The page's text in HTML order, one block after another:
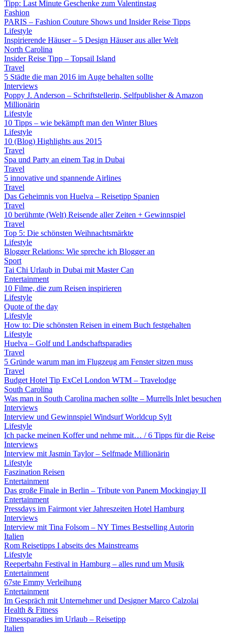
Tipp: Last Minute Geschenke zum Valentinstag
Fashion
PARIS – Fashion Couture Shows und Insider Reise Tipps
Lifestyle
Inspirierende Häuser – 5 Design Häuser aus aller Welt
North Carolina
Insider Reise Tipp – Topsail Island
Travel
5 Städte die man 2016 im Auge behalten sollte
Interviews
Poppy J. Anderson – Schriftstellerin, Selfpublisher & Amazon
Millionärin
Lifestyle
10 Tipps – wie bekämpft man den Winter Blues
Lifestyle
10 (Blog) Highlights aus 2015
Travel
Spa und Party an einem Tag in Dubai
Travel
5 innovative und spannende Airlines
Travel
Das Geheimnis von Huelva – Reisetipp Spanien
Travel
10 berühmte (Welt) Reisende aller Zeiten + Gewinnspiel
Travel
Top 5: Die schönsten Weihnachtsmärkte
Lifestyle
Blogger Relations: Wie spreche ich Blogger an
Sport
Tai Chi Urlaub in Dubai mit Master Can
Entertainment
10 Filme, die zum Reisen inspirieren
Lifestyle
Quote of the day
Lifestyle
How to: Die schönsten Reisen in einem Buch festgehalten
Lifestyle
Huelva – Golf und Landschaftsparadies
Travel
5 Gründe warum man im Flugzeug am Fenster sitzen muss
Travel
Budget Hotel Tip ExCel London WTM – Travelodge
South Carolina
Was man in South Carolina machen sollte – Murrells Inlet besuchen
Interviews
Interview und Gewinnspiel Windsurf Worldcup Sylt
Lifestyle
Ich packe meinen Koffer und nehme mit… / 6 Tipps für die Reise
Interviews
Interview mit Jasmin Taylor – Selfmade Millionärin
Lifestyle
Faszination Reisen
Entertainment
Das große Finale in Berlin – Tribute von Panem Mockingjay II
Entertainment
Pressdays im Fairmont vier Jahreszeiten Hotel Hamburg
Interviews
Interview mit Tina Folsom – NY Times Bestselling Autorin
Italien
Rom Reisetipps I abseits des Mainstreams
Lifestyle
Reeperbahn Festival in Hamburg – alles rund um Musik
Entertainment
67ste Emmy Verleihung
Entertainment
Im Gespräch mit Unternehmer und Designer Marco Calzolai
Health & Fitness
Fitnessparadies im Urlaub – Reisetipp
Italien